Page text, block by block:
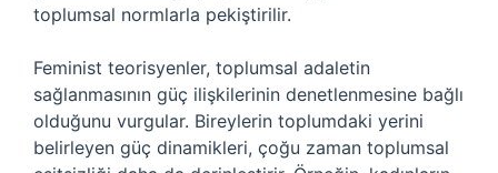
toplumsal normlarla pekiştirilir.
Feminist teorisyenler, toplumsal adaletin
sağlanmasının güç ilişkilerinin denetlenmesine bağlı
olduğunu vurgular. Bireylerin toplumdaki yerini
belirleyen güç dinamikleri, çoğu zaman toplumsal